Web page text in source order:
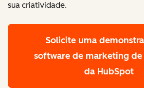
sua criatividade.
Solicite uma
software de marketing
da HubSpot